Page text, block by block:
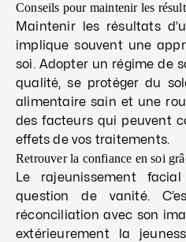
Conseils pour maintenir les
Maintenir les résultats
implique souvent une
soi. Adopter un régime de
qualité, se protéger du
alimentaire sain et une
des facteurs qui peuvent
effets de vos traitements.
Retrouver la confiance en soi
Le rajeunissement
question de vanité.
réconciliation avec son
extérieurement la